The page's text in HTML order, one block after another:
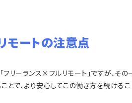
モートの注意点
リーランス×フルリモート」ですが、そ
とで、より安心してこの働き方を続けるこ